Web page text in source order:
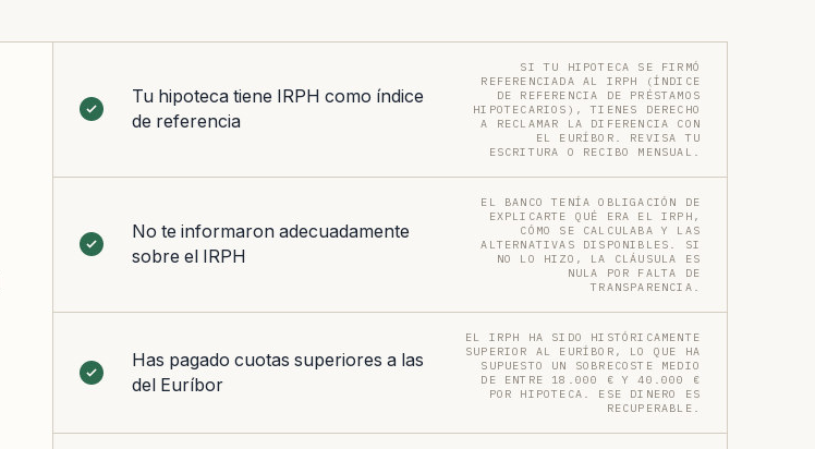
Tu hipoteca tiene IRPH como índice
de referencia
SI TU HIPOTECA SE FIRMÓ
REFERENCIADA AL IRPH (ÍNDICE
DE REFERENCIA DE PRÉSTAMOS
HIPOTECARIOS), TIENES DERECHO
A RECLAMAR LA DIFERENCIA CON
EL EURÍBOR. REVISA TU
ESCRITURA O RECIBO MENSUAL.
No te informaron adecuadamente
sobre el IRPH
EL BANCO TENÍA OBLIGACIÓN DE
EXPLICARTE QUÉ ERA EL IRPH,
CÓMO SE CALCULABA Y LAS
ALTERNATIVAS DISPONIBLES. SI
NO LO HIZO, LA CLÁUSULA ES
NULA POR FALTA DE
TRANSPARENCIA.
Has pagado cuotas superiores a las
del Euríbor
EL IRPH HA SIDO HISTÓRICAMENTE
SUPERIOR AL EURÍBOR, LO QUE HA
SUPUESTO UN SOBRECOSTE MEDIO
DE ENTRE 18.000 € Y 40.000 €
POR HIPOTECA. ESE DINERO ES
RECUPERABLE.